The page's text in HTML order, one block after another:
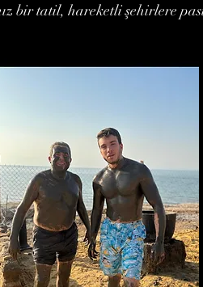
bir tatil, hareketli şehirlere